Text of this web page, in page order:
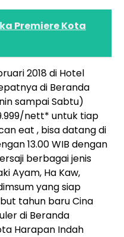
Premiere Kota
2018 di Hotel
di Beranda
sampai Sabtu)
nett* untuk tiap
eat , bisa datang di
13.00 WIB dengan
berbagai jenis
Ayam, Ha Kaw,
yang siap
tahun baru Cina
di Beranda
Harapan Indah